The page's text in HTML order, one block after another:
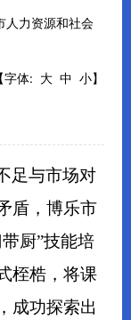
人力资源和社会
【字体: 大 中 小】
足与市场对
盾，博乐市
厨”技能培
桎梏，将课
成功探索出